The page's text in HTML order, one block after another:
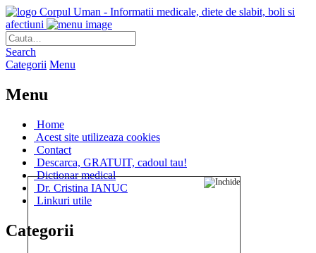
Corpul Uman - Informatii medicale, diete de slabit, boli si
afectiuni
Search
Categorii Menu
Menu
Home
Acest site utilizeaza cookies
Contact
Descarca, GRATUIT, cadoul tau!
Dictionar medical
Dr. Cristina IANUC
Linkuri utile
Categorii